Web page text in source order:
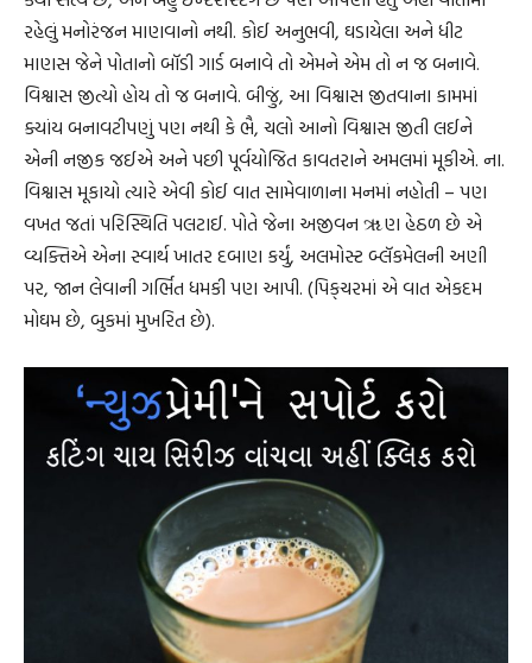
રહેલું મનોરંજન માણવાનો નથી. કોઈ અનુભવી, ઘડાયેલા અને ધીટ
માણસ જેને પોતાનો બૉડી ગાર્ડ બનાવે તો એમને એમ તો ન જ બનાવે.
વિશ્વાસ જીત્યો હોય તો જ બનાવે. બીજું, આ વિશ્વાસ જીતવાના કામમાં
ક્યાંય બનાવટીપણું પણ નથી કે ભૈ, ચલો આનો વિશ્વાસ જીતી લઈને
એની નજીક જઈએ અને પછી પૂર્વયોજિત કાવતરાને અમલમાં મૂકીએ. ના.
વિશ્વાસ મૂકાયો ત્યારે એવી કોઈ વાત સામેવાળાના મનમાં નહોતી – પણ
વખત જતાં પરિસ્થિતિ પલટાઈ. પોતે જેના અજીવન ૠણ હેઠળ છે એ
વ્યક્તિએ એના સ્વાર્થ ખાતર દબાણ કર્યું, અલમોસ્ટ બ્લૅકમેલની અણી
પર, જાન લેવાની ગર્ભિત ધમકી પણ આપી. (પિક્‌ચરમાં એ વાત એકદમ
મોઘમ છે, બુકમાં મુખરિત છે).